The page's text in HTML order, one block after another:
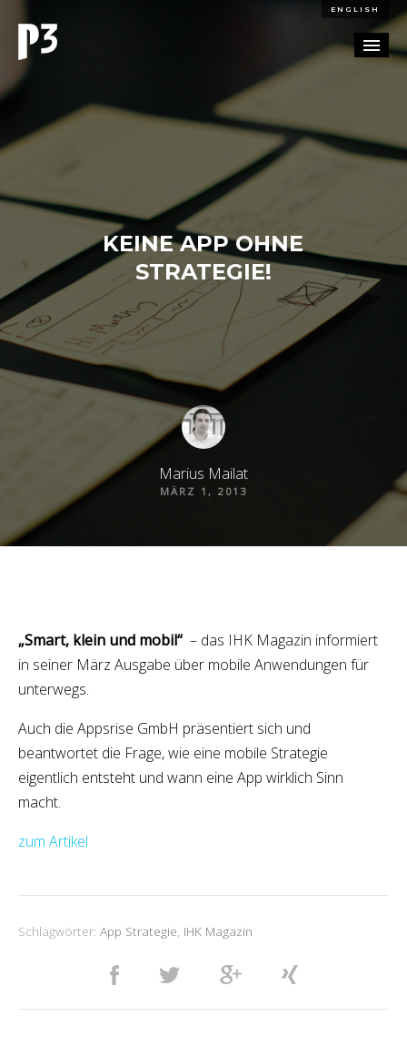
ENGLISH
BLOG
KONTAKT
KEINE APP OHNE
STRATEGIE!
Marius Mailat
MÄRZ 1, 2013
„Smart, klein und mobil“ – das IHK Magazin informiert
in seiner März Ausgabe über mobile Anwendungen für
unterwegs.
Auch die Appsrise GmbH präsentiert sich und
beantwortet die Frage, wie eine mobile Strategie
eigentlich entsteht und wann eine App wirklich Sinn
macht.
zum Artikel
Schlagwörter: App Strategie, IHK Magazin